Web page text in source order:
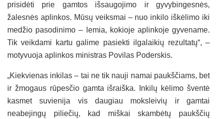
prisidėti prie gamtos išsaugojimo ir gyvybingesnės,
žalesnės aplinkos. Mūsų veiksmai – nuo inkilo iškėlimo iki
medžio pasodinimo – lemia, kokioje aplinkoje gyvename.
Tik veikdami kartu galime pasiekti ilgalaikių rezultatų“, –
motyvuoja aplinkos ministras Povilas Poderskis.
„Kiekvienas inkilas – tai ne tik nauji namai paukščiams, bet
ir žmogaus rūpesčio gamta išraiška. Inkilų kėlimo šventė
kasmet suvienija vis daugiau moksleivių ir gamtai
neabejingų piliečių, kad miškai skambėtų paukščių